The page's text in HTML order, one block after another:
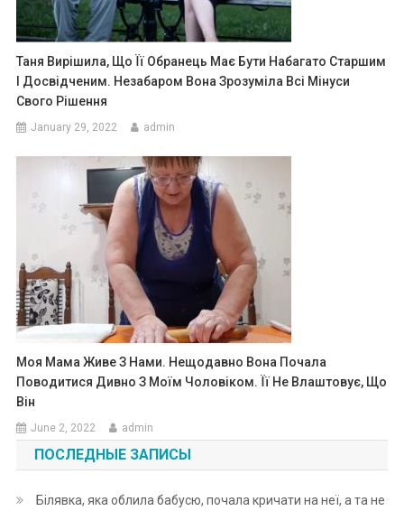
Таня Вирішила, Що Її Обранець Має Бути Набагато Старшим
І Досвідченим. Незабаром Вона Зрозуміла Всі Мінуси
Свого Рішення
January 29, 2022 admin
Моя Мама Живе З Нами. Нещодавно Вона Почала
Поводитися Дивно З Моїм Чоловіком. Її Не Влаштовує, Що
Він
June 2, 2022 admin
ПОСЛЕДНЫЕ ЗАПИСЫ
Білявка, яка облила бабусю, почала кричати на неї, а та не